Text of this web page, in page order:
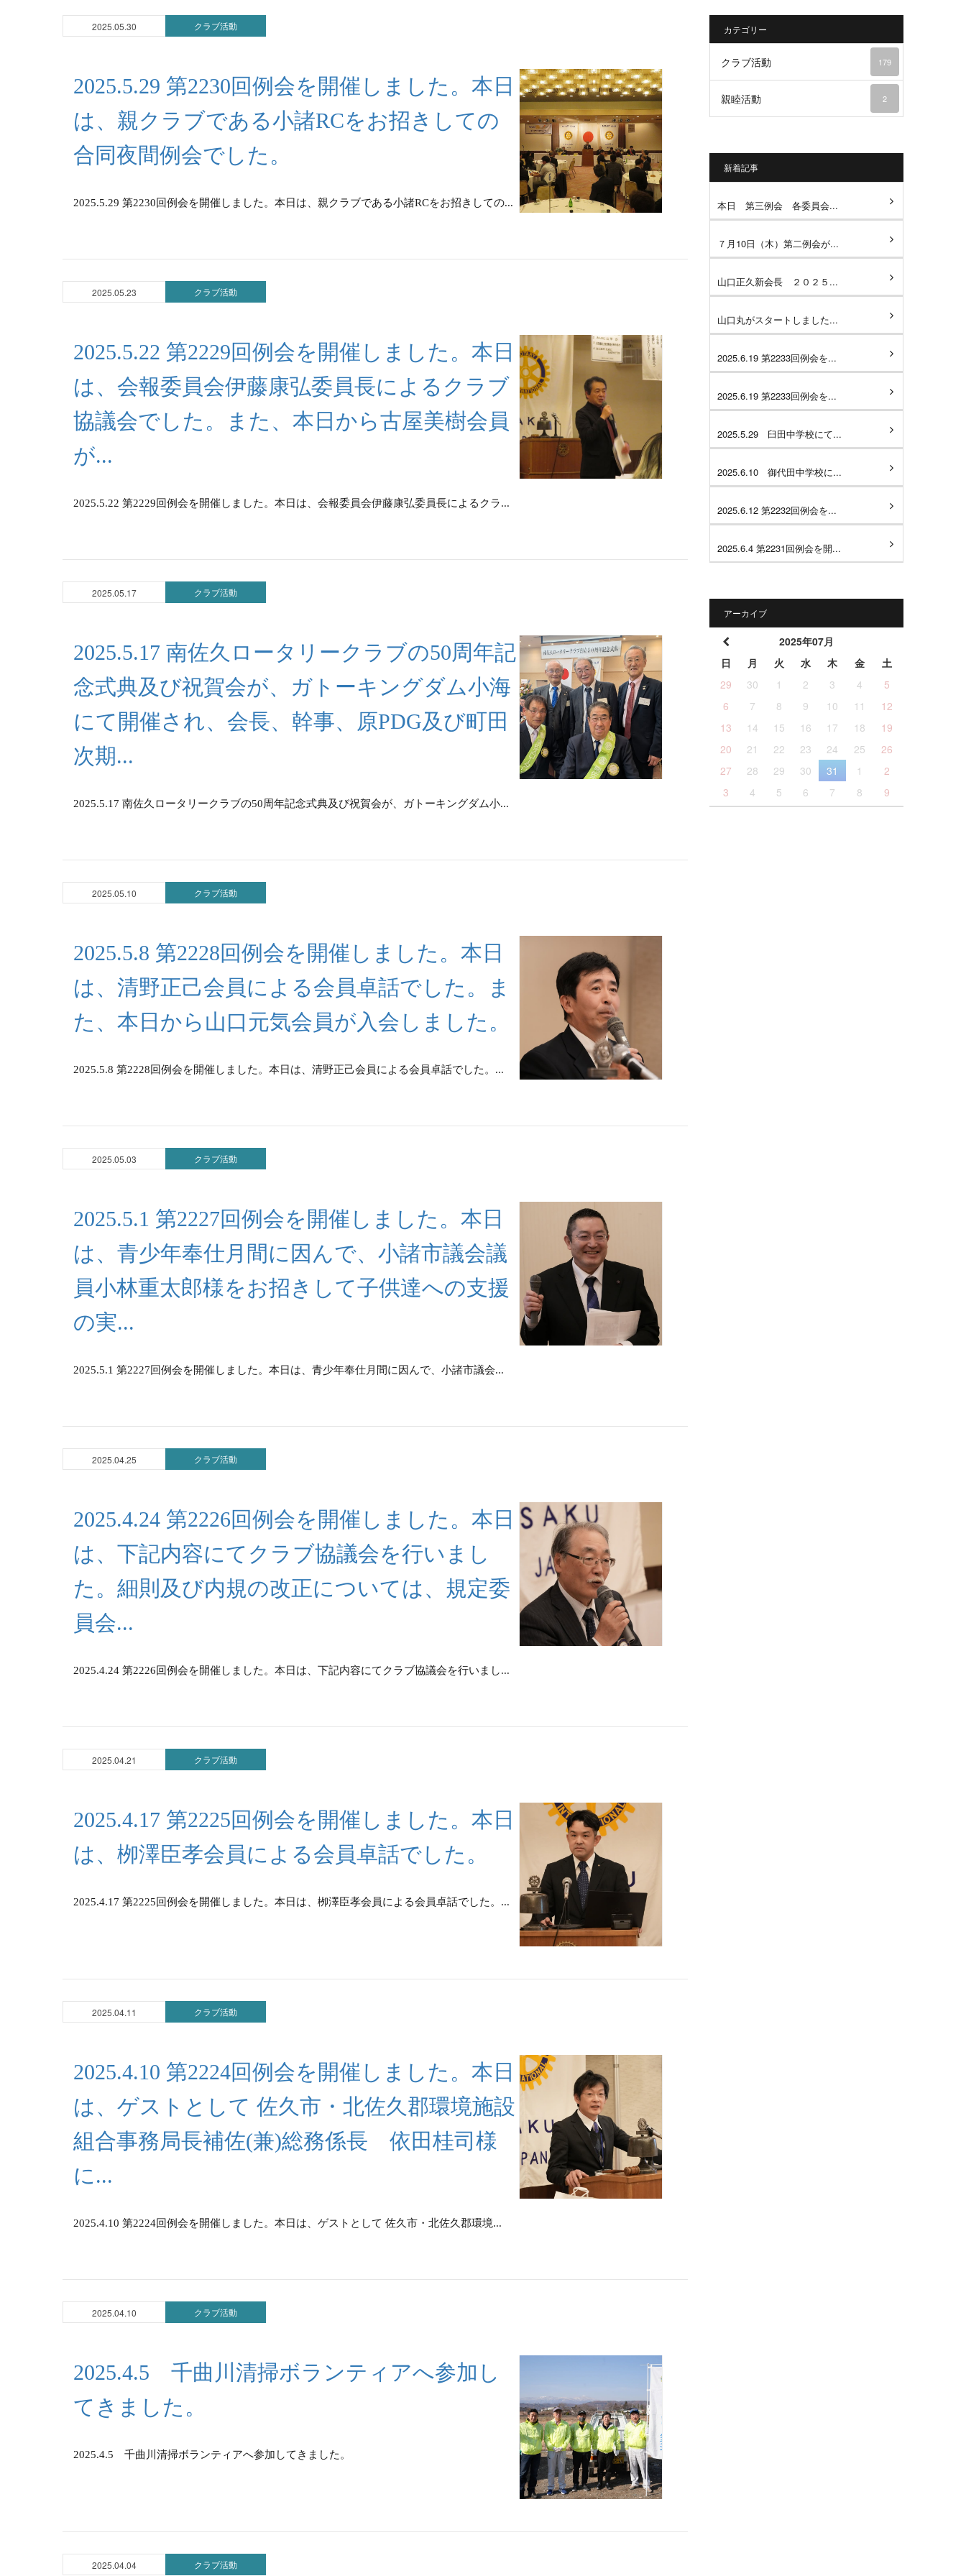
2025.05.30 クラブ活動
2025.5.29 第2230回例会を開催しました。本日
は、親クラブである小諸RCをお招きしての
合同夜間例会でした。
2025.5.29 第2230回例会を開催しました。本日は、親クラブである小諸RCをお招きしての...
2025.05.23 クラブ活動
2025.5.22 第2229回例会を開催しました。本日
は、会報委員会伊藤康弘委員長によるクラブ
協議会でした。また、本日から古屋美樹会員
が...
2025.5.22 第2229回例会を開催しました。本日は、会報委員会伊藤康弘委員長によるクラ...
2025.05.17 クラブ活動
2025.5.17 南佐久ロータリークラブの50周年記
念式典及び祝賀会が、ガトーキングダム小海
にて開催され、会長、幹事、原PDG及び町田
次期...
2025.5.17 南佐久ロータリークラブの50周年記念式典及び祝賀会が、ガトーキングダム小...
2025.05.10 クラブ活動
2025.5.8 第2228回例会を開催しました。本日
は、清野正己会員による会員卓話でした。ま
た、本日から山口元気会員が入会しました。
2025.5.8 第2228回例会を開催しました。本日は、清野正己会員による会員卓話でした。...
2025.05.03 クラブ活動
2025.5.1 第2227回例会を開催しました。本日
は、青少年奉仕月間に因んで、小諸市議会議
員小林重太郎様をお招きして子供達への支援
の実...
2025.5.1 第2227回例会を開催しました。本日は、青少年奉仕月間に因んで、小諸市議会...
2025.04.25 クラブ活動
2025.4.24 第2226回例会を開催しました。本日
は、下記内容にてクラブ協議会を行いまし
た。細則及び内規の改正については、規定委
員会...
2025.4.24 第2226回例会を開催しました。本日は、下記内容にてクラブ協議会を行いまし...
2025.04.21 クラブ活動
2025.4.17 第2225回例会を開催しました。本日
は、栁澤臣孝会員による会員卓話でした。
2025.4.17 第2225回例会を開催しました。本日は、栁澤臣孝会員による会員卓話でした。...
2025.04.11 クラブ活動
2025.4.10 第2224回例会を開催しました。本日
は、ゲストとして 佐久市・北佐久郡環境施設
組合事務局長補佐(兼)総務係長 依田桂司様
に...
2025.4.10 第2224回例会を開催しました。本日は、ゲストとして 佐久市・北佐久郡環境...
2025.04.10 クラブ活動
2025.4.5 千曲川清掃ボランティアへ参加し
てきました。
2025.4.5 千曲川清掃ボランティアへ参加してきました。
2025.04.04 クラブ活動
カテゴリー
クラブ活動 179
親睦活動 2
新着記事
本日 第三例会 各委員会...
７月10日（木）第二例会が...
山口正久新会長 ２０２５...
山口丸がスタートしました...
2025.6.19 第2233回例会を...
2025.6.19 第2233回例会を...
2025.5.29 臼田中学校にて...
2025.6.10 御代田中学校に...
2025.6.12 第2232回例会を...
2025.6.4 第2231回例会を開...
アーカイブ
2025年07月
日
月 火 水 木 金
土
29
30 1 2 3 4
5
6
7 8 9 10 11
12
13
14 15 16 17 18
19
20
21 22 23 24 25
26
27
28 29 30 31 1
2
3
4 5 6 7 8 9